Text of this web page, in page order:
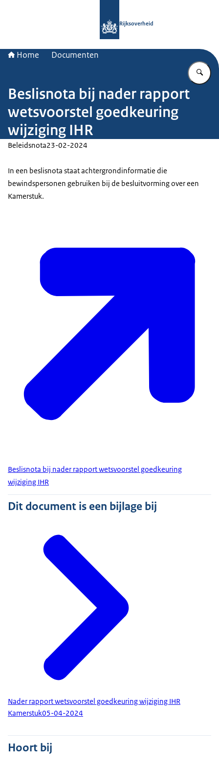
Rijksoverheid
Home Documenten
Beslisnota bij nader rapport
wetsvoorstel goedkeuring
wijziging IHR
Beleidsnota23-02-2024
In een beslisnota staat achtergrondinformatie die
bewindspersonen gebruiken bij de besluitvorming over een
Kamerstuk.
Beslisnota bij nader rapport wetsvoorstel goedkeuring
wijziging IHR
Dit document is een bijlage bij
Nader rapport wetsvoorstel goedkeuring wijziging IHR
Kamerstuk05-04-2024
Hoort bij